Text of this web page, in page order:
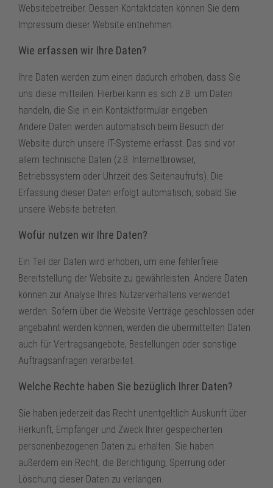
Websitebetreiber. Dessen Kontaktdaten können Sie dem
Impressum dieser Website entnehmen.
Wie erfassen wir Ihre Daten?
Ihre Daten werden zum einen dadurch erhoben, dass Sie
uns diese mitteilen. Hierbei kann es sich z.B. um Daten
handeln, die Sie in ein Kontaktformular eingeben.
Andere Daten werden automatisch beim Besuch der
Website durch unsere IT-Systeme erfasst. Das sind vor
allem technische Daten (z.B. Internetbrowser,
Betriebssystem oder Uhrzeit des Seitenaufrufs). Die
Erfassung dieser Daten erfolgt automatisch, sobald Sie
unsere Website betreten.
Wofür nutzen wir Ihre Daten?
Ein Teil der Daten wird erhoben, um eine fehlerfreie
Bereitstellung der Website zu gewährleisten. Andere Daten
können zur Analyse Ihres Nutzerverhaltens verwendet
werden. Sofern über die Website Verträge geschlossen oder
angebahnt werden können, werden die übermittelten Daten
auch für Vertragsangebote, Bestellungen oder sonstige
Auftragsanfragen verarbeitet.
Welche Rechte haben Sie bezüglich Ihrer Daten?
Sie haben jederzeit das Recht unentgeltlich Auskunft über
Herkunft, Empfänger und Zweck Ihrer gespeicherten
personenbezogenen Daten zu erhalten. Sie haben
außerdem ein Recht, die Berichtigung, Sperrung oder
Löschung dieser Daten zu verlangen.